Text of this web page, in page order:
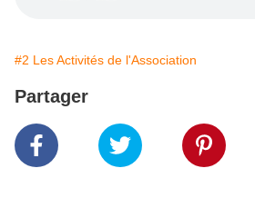
#2 Les Activités de l'Association
Partager